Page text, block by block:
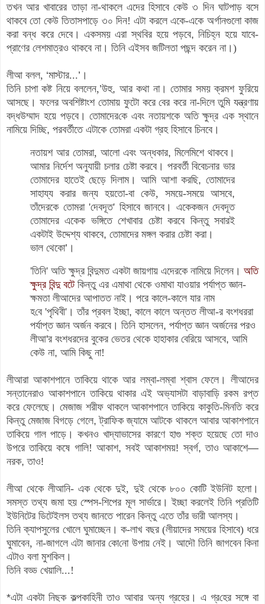
তখন আর খাবারের তাড়া না-থাকলে এদের হিসাবে কেউ ৩ দিন ঘাটপাড় বসে
থাকবে তো কেউ তিতাসপাড়ে ৩০ দিন!এটা করলে একে-একে অর্গানগুলো কাজ
করা বন্ধ করে দেবে। একসময় এরা স্থবির হয়ে পড়বে,নিচিহ্ন হয়ে যাবে-
প্রাণের লেশমাত্রও থাকবে না। তিনি এইসব জটিলতা পছন্দ করেন না।)
লীআ বলল, ‘মাস্টার...’ ।
তিনি চাপা কষ্ট নিয়ে বললেন,’উহু, আর কথা না।তোমার সময় ক্রমশ ফুরিয়ে
আসছে। ফলের অবশিষ্টাংশ তোমায় ফুটো করে বের করে না-দিলে তুমি যন্ত্রণায়
বদ্ধউম্মাদ হয়ে পড়বে।তোমাদেরকেএবং নতায়শকে অতি ক্ষুদ্র এক স্থানে
নামিয়ে দিচ্ছি, পরবর্তীতে এটাকে তোমরা একটা গ্রহ হিসাবে চিনবে ।
নতায়শ আর তোমরা, আলো এবং অন্ধকার, মিলেমিশে থাকবে ।
আমার নির্দেশ অনুযায়ী চলার চেষ্টা করবে । পরবর্তী বিবেচনার ভার
তোমাদের হাতেই ছেড়ে দিলাম। আমি আশা করছি,তোমাদের
সাহায্য করার জন্য হয়তো-বা কেউ, সময়ে-সময়ে আসবে,
তাঁদেরকে তোমরা 'দেবদূত' হিসাবে জানবে । একেকজন দেবদূত
তোমাদের একেক ভঙ্গিতে শেখাবার চেষ্টা করবে কিন্তু সবারই
একটাই উদ্দেশ্য থাকবে, তোমাদের মঙ্গল করার চেষ্টা করা।
ভাল থেকো’ ।
'তিনি' অতি ক্ষুদ্র বিন্দুমত একটা জায়গায় এদেরকে নামিয়ে দিলেন । অতি
ক্ষুদ্র বিন্দু বটে কিন্তু এর এমাথা থেকে ওমাথা যাওয়ার পর্যাপ্ত জ্ঞান-
ক্ষমতা লীআদের আপাতত নাই । পরে কালে-কালে যার নাম
হবে 'পৃথিবী' ।তাঁর প্রবল ইচ্ছা, কালে কালে অন্তত লীআ-র বংশধররা
পর্যাপ্ত জ্ঞান অর্জন করবে । তিনি হাসলেন, পর্যাপ্ত জ্ঞান অর্জনের পরও
লীআ'র বংশধরদের বুকের ভেতর থেকে হাহাকার বেরিয়ে আসবে, আমি
কেউ না, আমি কিছু না!
লীআরা আকাশপানে তাকিয়ে থাকে আর লম্বা-লম্বা শ্বাস ফেলে । লীআদের
সন্তানেরাও আকাশপানে তাকিয়ে থাকার এই অভ্যাসটা বাড়াবাড়ি রকম রপ্ত
করে ফেলেছে। মেজাজ শরীফ থাকলে আকাশপানে তাকিয়ে কাকুতি-মিনতি করে
কিন্তু মেজাজ বিগড়ে গেলে,ট্রাফিক জ্যামে আটকে থাকলেআবার আকাশপানে
তাকিয়ে গাল পাড়ে ।কখনও খাদ্যাভাসের কারণে হাগু শক্ত হয়েছে তো দাও
উপরে তাকিয়ে কষে গালি! আকাশ, সবই আকাশময়! স্বর্গ, তাও আকাশে—
নরক, তাও!
লীআ থেকে লীআনি- এক থেকে দুই, দুই থেকে ৮০০ কোটি ইউনিট হলো।
সমস্ত তথ্য জমা হয় স্পেস-শিপের মূল সার্ভারে। ইচ্ছা করলেই তিনি প্রতিটি
ইউনিটের ডিটেইলস তথ্য জানতে পারেন কিন্তু এতে তাঁর ভারী আলস্য।
তিনি ক্যাপসুলের খোলে ঘুমাচ্ছেন ।ক-লাখ বছর (লীয়াদের সময়ের হিসাবে) ধরে
ঘুমাবেন, না-জাগলে এটা জানার কোনো উপায় নেই । আদৌ তিনি জাগবেন কিনা
এটাও বলা মুশকিল ।
তিনি বড্ড খেয়ালি...!
*এটা একটা নিছক কল্পকাহিনীতাও আবার অন্য গ্রহের। এ গ্রহের সঙ্গে বা